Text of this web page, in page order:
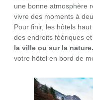
une bonne atmosphère
vivre des moments à
Pour finir, les hôtels
des endroits féériques
la ville ou sur la nature.
votre hôtel en bord de